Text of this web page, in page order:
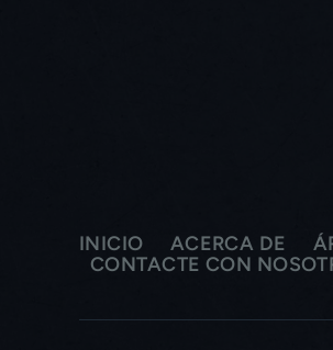
INICIO ACERCA DE
CONTACTE CON